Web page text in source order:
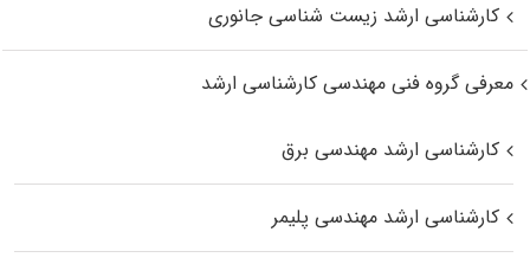
کارشناسی ارشد زیست‌ شناسی جانوری
معرفی گروه فنی مهندسی کارشناسی ارشد
کارشناسی ارشد مهندسی برق
کارشناسی ارشد مهندسی پلیمر